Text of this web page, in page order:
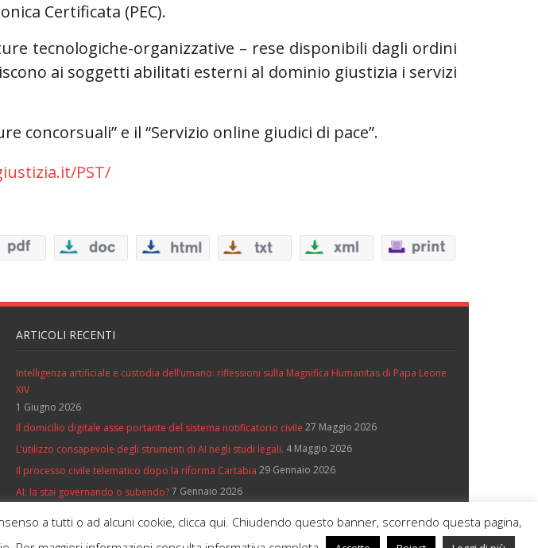
Certificata (PEC).
tecnologiche-organizzative – rese disponibili dagli ordini
ai soggetti abilitati esterni al dominio giustizia i servizi
concorsuali” e il “Servizio online giudici di pace”.
PST/
ARTICOLI RECENTI
Intelligenza artificiale e custodia dell’umano: riflessioni sulla Magnifica Humanitas di Papa Leone
XIV
1 Giugno 2026
Il domicilio digitale asse portante del sistema notificatorio civile 27 Maggio 2026
L’utilizzo consapevole degli strumenti di AI negli studi legali. 4 Maggio 2026
Il processo civile telematico dopo la riforma Cartabia 29 Gennaio 2026
AI: la stai governando o subendo?7 Gennaio 2026
a tutti o ad alcuni cookie, clicca qui. Chiudendo questo banner, scorrendo questa pagina,